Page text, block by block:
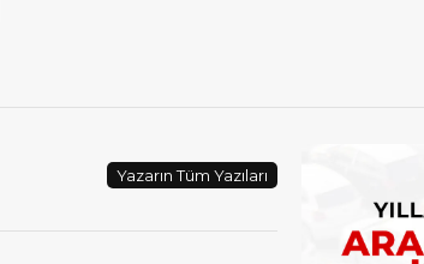
Yazarın Tüm Yazıları